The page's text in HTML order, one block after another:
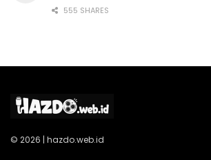
555 SHARES
© 2026 | hazdo.web.id